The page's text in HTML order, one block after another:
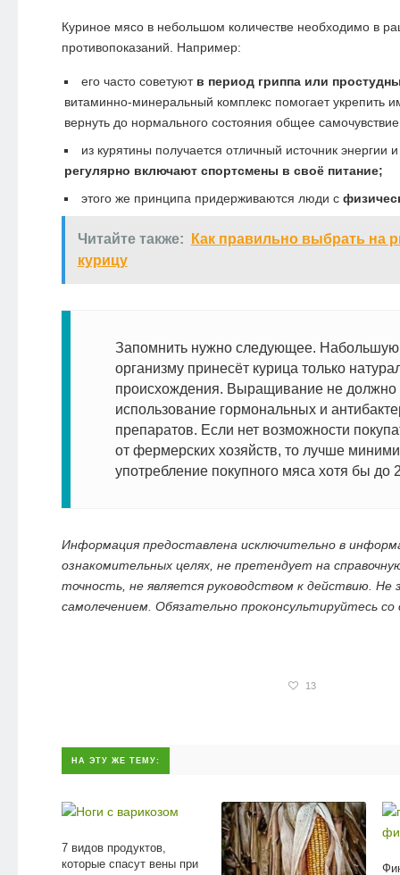
Куриное мясо в небольшом количестве необходимо в
противопоказаний. Например:
его часто советуют в период гриппа или
витаминно-минеральный комплекс помогает укрепить
вернуть до нормального состояния общее
из курятины получается отличный источник энергии
регулярно включают спортсмены в своё питание;
этого же принципа придерживаются люди с
Читайте также:
Как правильно выбрать
курицу
Запомнить нужно следующее. Набольшую
организму принесёт курица только
происхождения. Выращивание не должно
использование гормональных и
препаратов. Если нет возможности
от фермерских хозяйств, то лучше
употребление покупного мяса хотя бы до
Информация предоставлена исключительно в
ознакомительных целях, не претендует на
точность, не является руководством к действию. Не
самолечением. Обязательно проконсультируйтесь
13
НА ЭТУ ЖЕ ТЕМУ:
7 видов продуктов,
которые спасут вены при